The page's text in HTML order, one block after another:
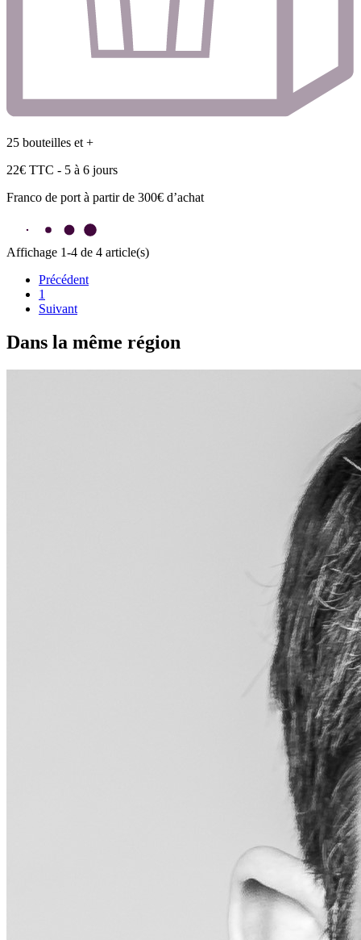
25 bouteilles et +
22€ TTC - 5 à 6 jours
Franco de port à partir de 300€ d’achat
Affichage 1-4 de 4 article(s)
Précédent
1
Suivant
Dans la même région